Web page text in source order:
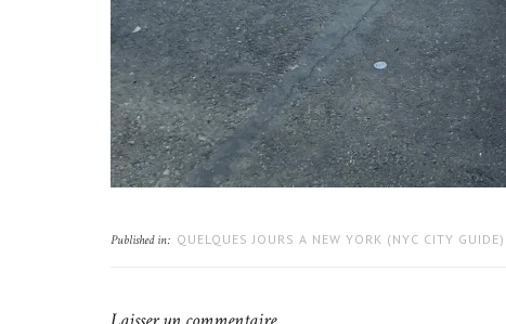
Published in: QUELQUES JOURS A NEW YORK (NYC CITY GUIDE)